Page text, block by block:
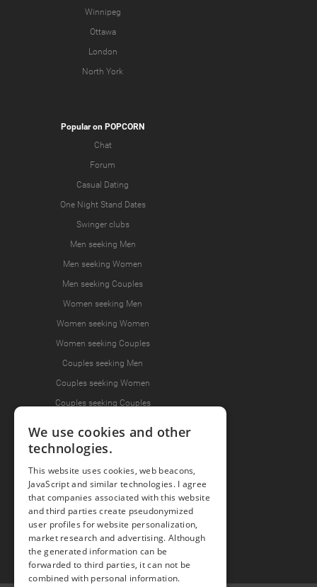
Winnipeg
Ottawa
London
North York
Popular on POPCORN
Chat
Forum
Casual Dating
One Night Stand Dates
Swinger clubs
Men seeking Men
Men seeking Women
Men seeking Couples
Women seeking Men
Women seeking Women
Women seeking Couples
Couples seeking Men
Couples seeking Women
Couples seeking Couples
Join the Fun
Press Area
Invite Friends
We use cookies and other
technologies.
This website uses cookies, web beacons,
JavaScript and similar technologies. I agree
that companies associated with this website
and third parties create pseudonymized
user profiles for website personalization,
market research and advertising. Although
the generated information can be
forwarded to third parties, it can not be
combined with personal information.